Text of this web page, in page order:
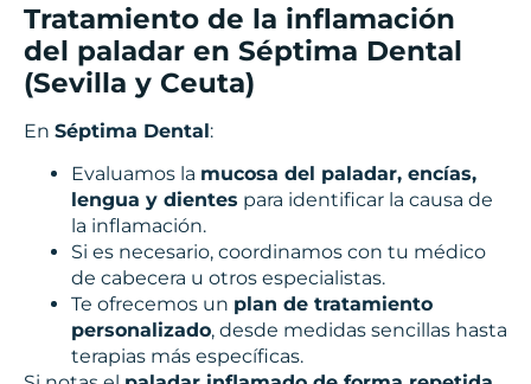
Tratamiento de la inflamación
del paladar en Séptima Dental
(Sevilla y Ceuta)
En Séptima Dental:
Evaluamos la mucosa del paladar, encías,
lengua y dientes para identificar la causa de
la inflamación.
Si es necesario, coordinamos con tu médico
de cabecera u otros especialistas.
Te ofrecemos un plan de tratamiento
personalizado, desde medidas sencillas hasta
terapias más específicas.